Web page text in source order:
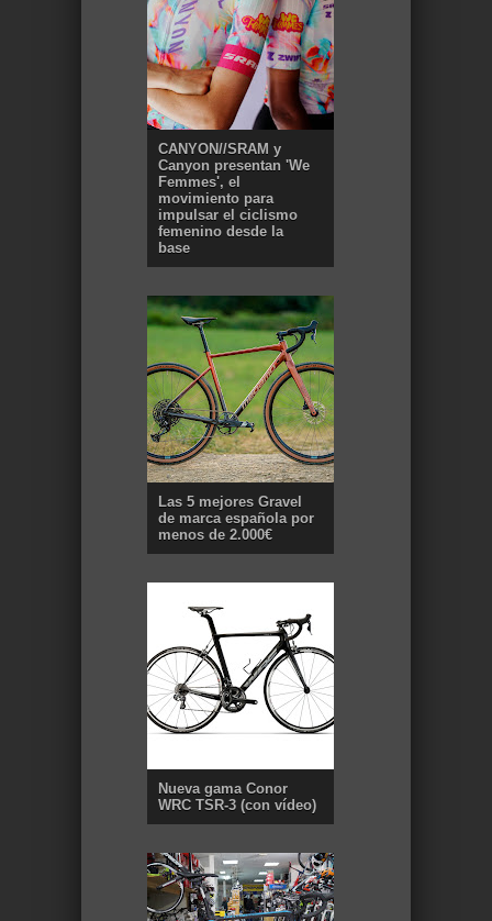
CANYON//SRAM y
Canyon presentan 'We
Femmes', el
movimiento para
impulsar el ciclismo
femenino desde la
base
Las 5 mejores Gravel
de marca española por
menos de 2.000€
Nueva gama Conor
WRC TSR-3 (con vídeo)